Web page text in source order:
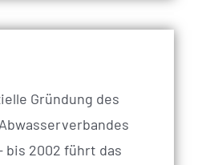
Gründung des
bis 2002 führt das